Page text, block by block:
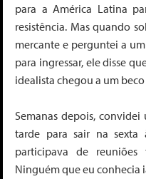
para a América Latina
resistência. Mas quando
mercante e perguntei a
para ingressar, ele disse
idealista chegou a um beco
Semanas depois,
tarde para sair na sexta
participava de reuniões
Ninguém que eu conhecia